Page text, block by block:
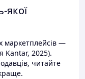
якої
маркетплейсів —
Kantar, 2025).
читайте